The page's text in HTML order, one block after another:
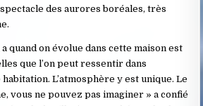
des aurores boréales, très
a quand on évolue dans cette maison est
que l’on peut ressentir dans
L’atmosphère y est unique. Le
vous ne pouvez pas imaginer » a confié